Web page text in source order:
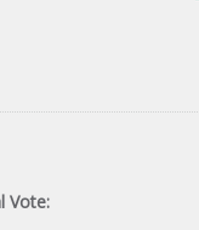
Vote: